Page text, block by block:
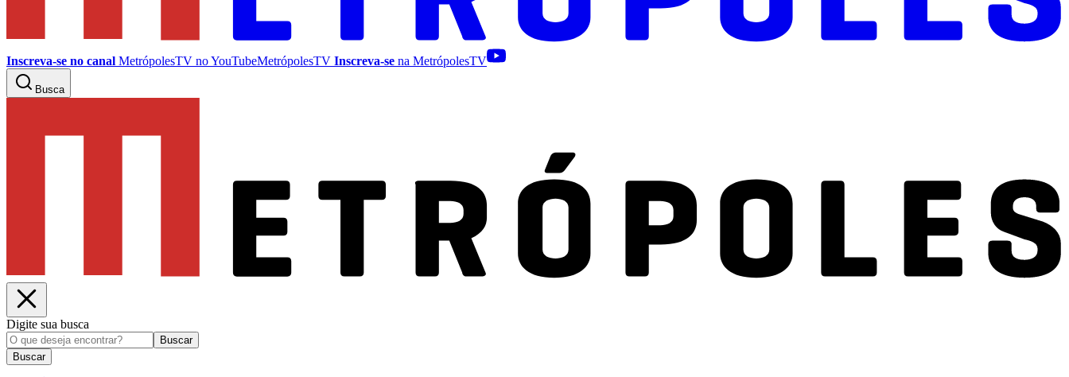
Inscreva-se no canal MetrópolesTV noYouTubeMetrópolesTV Inscreva-se na MetrópolesTV
Busca
Digite sua busca
Buscar
Buscar